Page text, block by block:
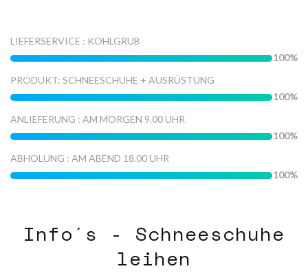
LIEFERSERVICE : KOHLGRUB
100
PRODUKT: SCHNEESCHUHE + AUSRÜSTUNG
100
ANLIEFERUNG : AM MORGEN 9.00 UHR
100
ABHOLUNG : AM ABEND 18.00 UHR
100
Info´s - Schneeschuhe
leihen